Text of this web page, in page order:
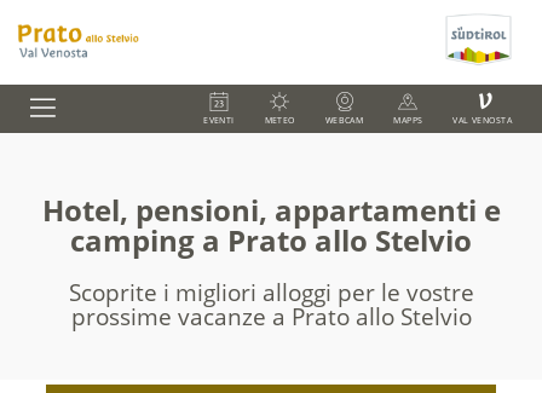
EVENTI METEO WEBCAM MAPPS
V
VAL VENOSTA
Hotel, pensioni, appartamenti e
camping a Prato allo Stelvio
Scoprite i migliori alloggi per le vostre
prossime vacanze a Prato allo Stelvio